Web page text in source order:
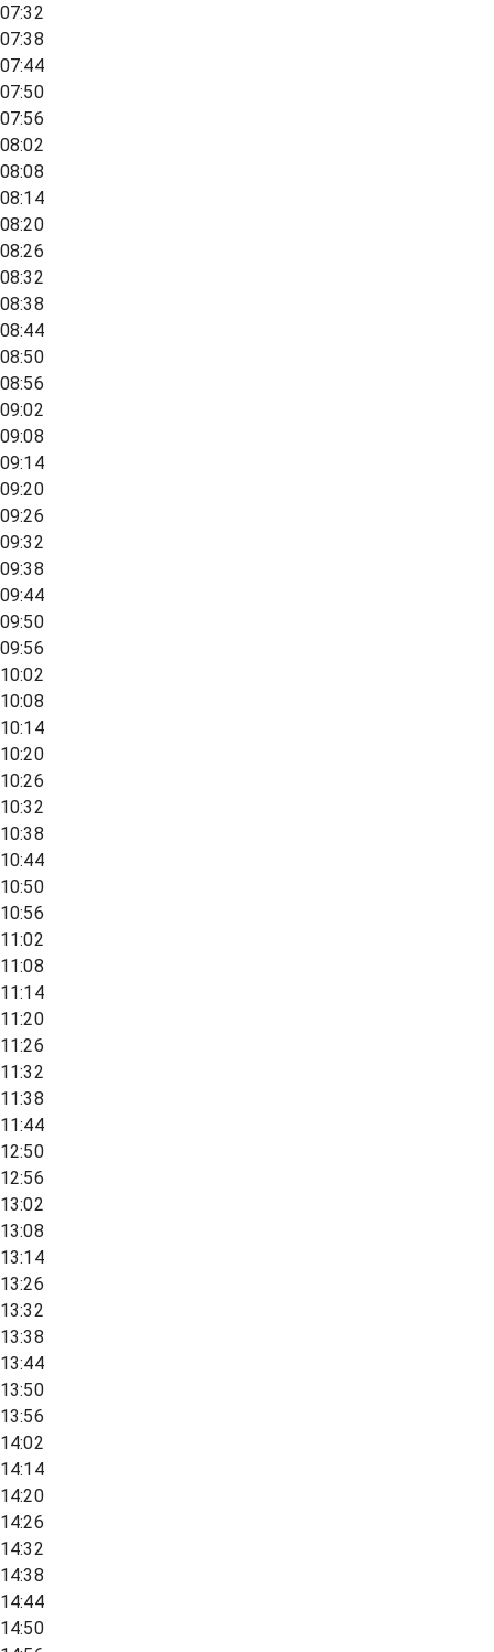
07:32
07:38
07:44
07:50
07:56
08:02
08:08
08:14
08:20
08:26
08:32
08:38
08:44
08:50
08:56
09:02
09:08
09:14
09:20
09:26
09:32
09:38
09:44
09:50
09:56
10:02
10:08
10:14
10:20
10:26
10:32
10:38
10:44
10:50
10:56
11:02
11:08
11:14
11:20
11:26
11:32
11:38
11:44
12:50
12:56
13:02
13:08
13:14
13:26
13:32
13:38
13:44
13:50
13:56
14:02
14:14
14:20
14:26
14:32
14:38
14:44
14:50